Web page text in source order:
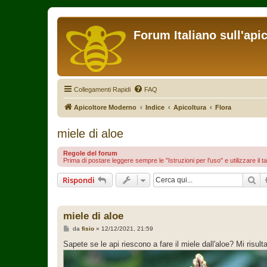
Forum Italiano
Collegamenti Rapidi FAQ
Apicoltore Moderno Indice Apicoltura Flora
miele di aloe
Regole del forum
Prima di postare leggere sempre le "Istruzioni per l'uso" e utilizzare il
Rispondi
miele di aloe
M
s
s
da fisio» 12/12/2021, 21:59
Sapete se le api riescono a fare il miele dall'aloe? Mi